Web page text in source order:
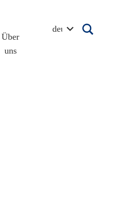
Über
uns
deutsch